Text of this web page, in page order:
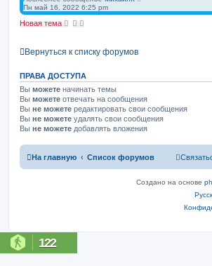
Пн май 16, 2022 6:25 pm
Новая тема
Вернуться к списку форумов
ПРАВА ДОСТУПА
Вы можете начинать темы
Вы можете отвечать на сообщения
Вы не можете редактировать свои сообщения
Вы не можете удалять свои сообщения
Вы не можете добавлять вложения
На главную Список форумов
Создано на основе
122